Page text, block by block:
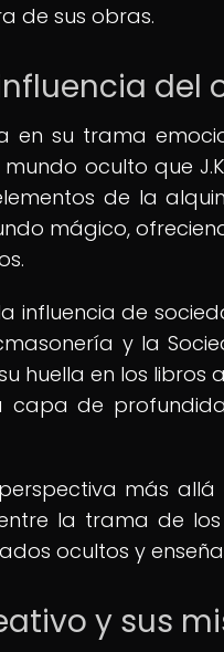
de sus obras.
del
su trama
oculto que
de la
mágico,
influencia de
y la
huella en los libros
capa de
más allá
la trama de
ocultos y
y sus